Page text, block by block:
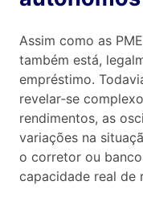
Assim como as
também está,
empréstimo.
revelar‑se
rendimentos, as
variações na
o corretor ou
capacidade real de